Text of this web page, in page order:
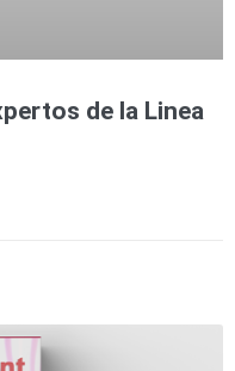
de la Linea